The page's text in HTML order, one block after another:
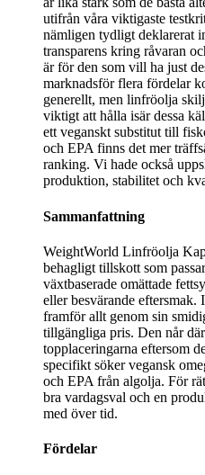
utifrån våra viktigaste
nämligen tydligt deklarerat
transparens kring råvaran
är för den som vill ha just
marknadsför flera fördelar
generellt, men linfröolja
viktigt att hålla isär dessa
ett veganskt substitut till
och EPA finns det mer
ranking. Vi hade också
produktion, stabilitet och
Sammanfattning
WeightWorld Linfröolja
behagligt tillskott som
växtbaserade omättade
eller besvärande eftersmak.
framför allt genom sin
tillgängliga pris. Den når
topplaceringarna eftersom
specifikt söker vegansk
och EPA från algolja. För
bra vardagsval och en
med över tid.
Fördelar